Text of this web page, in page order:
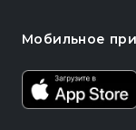
Мобильное